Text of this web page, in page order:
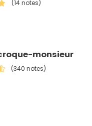
(14 notes)
monsieur
(340 notes)